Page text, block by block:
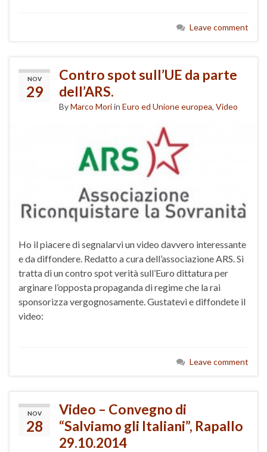
Leave comment
NOV
29
Contro spot sull’UE da parte
dell’ARS.
ByMarco Moriin Euro ed Unione europea, Video
Ho il piacere di segnalarvi un video davvero interessante
e da diffondere. Redatto a cura dell’associazione ARS. Si
tratta di un contro spot verità sull’Euro dittatura per
arginare l’opposta propaganda di regime che la rai
sponsorizza vergognosamente. Gustatevi e diffondete il
video:
Leave comment
NOV
28
Video – Convegno di
“Salviamo gli Italiani”, Rapallo
29.10.2014